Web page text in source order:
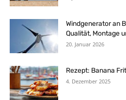
Windgenerator an
Qualität, Montage
20. Januar 2026
Rezept: Banana
4. Dezember 2025